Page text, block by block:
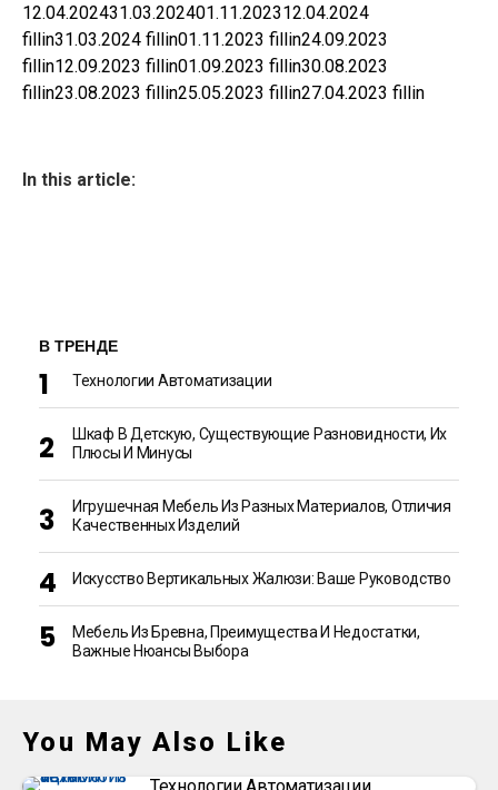
12.04.202431.03.202401.11.202312.04.2024
fillin31.03.2024 fillin01.11.2023 fillin24.09.2023
fillin12.09.2023 fillin01.09.2023 fillin30.08.2023
fillin23.08.2023 fillin25.05.2023 fillin27.04.2023 fillin
In this article:
В ТРЕНДЕ
Технологии Автоматизации
Шкаф В Детскую, Существующие Разновидности, Их
Плюсы И Минусы
Игрушечная Мебель Из Разных Материалов, Отличия
Качественных Изделий
Искусство Вертикальных Жалюзи: Ваше Руководство
Мебель Из Бревна, Преимущества И Недостатки,
Важные Нюансы Выбора
You May Also Like